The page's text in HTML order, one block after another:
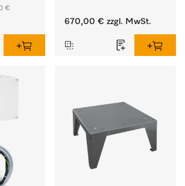
€
Waschmaschine und
670,00 € zzgl. MwSt.